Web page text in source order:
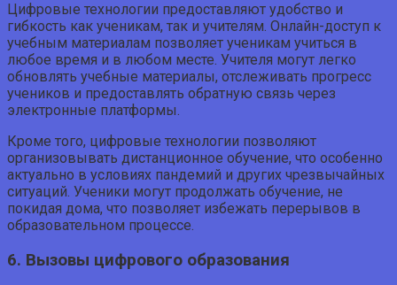
Цифровые технологии предоставляют удобство и
гибкость как ученикам, так и учителям. Онлайн-доступ к
учебным материалам позволяет ученикам учиться в
любое время и в любом месте. Учителя могут легко
обновлять учебные материалы, отслеживать прогресс
учеников и предоставлять обратную связь через
электронные платформы.
Кроме того, цифровые технологии позволяют
организовывать дистанционное обучение, что особенно
актуально в условиях пандемий и других чрезвычайных
ситуаций. Ученики могут продолжать обучение, не
покидая дома, что позволяет избежать перерывов в
образовательном процессе.
6. Вызовы цифрового образования